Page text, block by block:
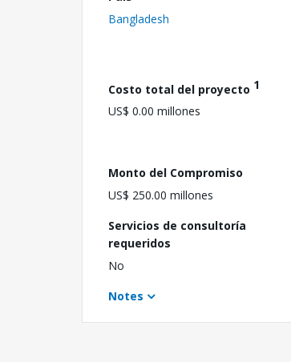
Bangladesh
Costo total del proyecto 1
US$ 0.00 millones
Monto del Compromiso
US$ 250.00 millones
Servicios de consultoría
requeridos
No
Notes